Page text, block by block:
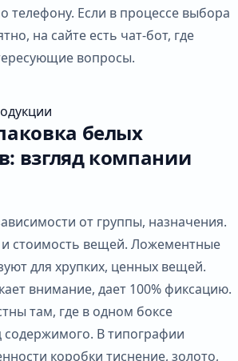
телефону. Если в процессе выбора
на сайте есть чат-бот, где
вопросы.
белых
взгляд компании
от группы, назначения.
стоимость вещей. Ложементные
для хрупких, ценных вещей.
внимание, дает 100% фиксацию.
там, где в одном боксе
содержимого. В типографии
коробки тиснение, золото,